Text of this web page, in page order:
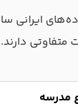
ایرانی
متفاوتی
مدرسه